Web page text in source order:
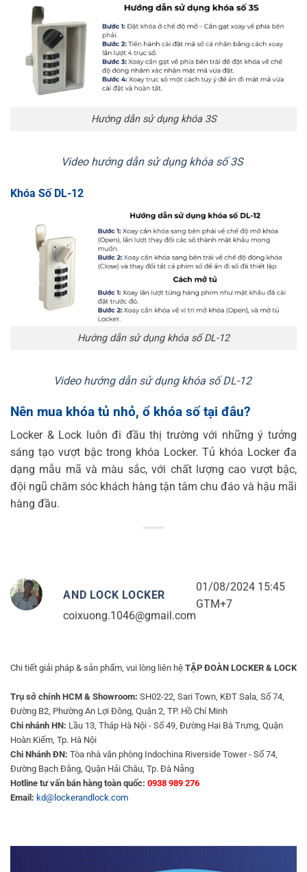
Hướng dẫn sử dụng khóa 3S
Video hướng dẫn sử dụng khóa số 3S
Khóa Số DL-12
Hướng dẫn sử dụng khóa số DL-12
Video hướng dẫn sử dụng khóa số DL-12
Nên mua khóa tủ nhỏ, ổ khóa số tại đâu?
Locker & Lock luôn đi đầu thị trường với những ý tưởng
sáng tạo vượt bậc trong khóa Locker. Tủ khóa Locker đa
dạng mẫu mã và màu sắc, với chất lượng cao vượt bậc,
đội ngũ chăm sóc khách hàng tận tâm chu đáo và hậu mãi
hàng đầu.
AND LOCK LOCKER
coixuong.1046@gmail.com
01/08/2024 15:45
GTM+7
Chi tiết giải pháp & sản phẩm, vui lòng liên hệ TẬP ĐOÀN LOCKER & LOCK
Trụ sở chính HCM & Showroom: SH02-22, Sari Town, KĐT Sala, Số 74,
Đường B2, Phường An Lợi Đông, Quận 2, TP. Hồ Chí Minh
Chi nhánh HN: Lầu 13, Tháp Hà Nội - Số 49, Đường Hai Bà Trưng, Quận
Hoàn Kiếm, Tp. Hà Nội
Chi Nhánh ĐN: Tòa nhà văn phòng Indochina Riverside Tower - Số 74,
Đường Bạch Đằng, Quận Hải Châu, Tp. Đà Nẵng
Hotline tư vấn bán hàng toàn quốc: 0938 989 276
Email: kd@lockerandlock.com